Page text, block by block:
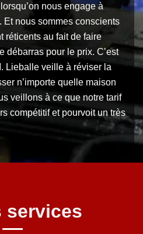
nous engage à
Et nous sommes conscients
réticents au fait de faire
débarras pour le prix. C’est
Lieballe veille à réviser la
n’importe quelle maison
veillons à ce que notre tarif
compétitif et pourvoit un très
services